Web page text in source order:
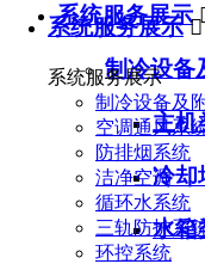
系统服务展示 
系统服务展示
制冷设备及
空调通风系
防排烟系统
洁净空调
循环水系统
三轨防护系
环控系统
系统服务展示
制冷设备
主机
冷却
水箱